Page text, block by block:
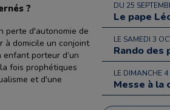
?
perte d'autonomie de
à domicile un conjoint
porteur d’un
fois prophétiques
et d'une
DU 25
Le pape
LE SAMEDI 3
Rando des
LE DIMANCHE
Messe à la